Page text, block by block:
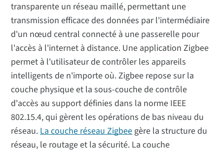
transparente un réseau maillé, permettant une
transmission efficace des données par l'intermédiaire
d'un nœud central connecté à une passerelle pour
l'accès à l'internet à distance. Une application Zigbee
permet à l'utilisateur de contrôler les appareils
intelligents de n'importe où. Zigbee repose sur la
couche physique et la sous-couche de contrôle
d'accès au support définies dans la norme IEEE
802.15.4, qui gèrent les opérations de bas niveau du
réseau.La couche réseau Zigbeegère la structure du
réseau, le routage et la sécurité. La couche